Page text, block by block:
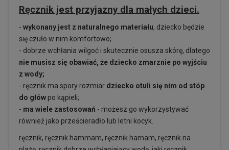
Ręcznik jest przyjazny dla małych dzieci.
- wykonany jest z naturalnego materiału, dziecko będzie
się czuło w nim komfortowo;
- dobrze wchłania wilgoć i skutecznie osusza skórę, dlatego
nie musisz się obawiać, że dziecko zmarznie po wyjściu
z wody;
- ręcznik ma spory rozmiar dziecko otuli się nim od stóp
do głów po kąpieli;
- ma wiele zastosowań - możesz go wykorzystywać
również jako prześcieradło lub letni kocyk.
ręcznik, ręcznik hammam, ręcznik hamam, ręcznik na